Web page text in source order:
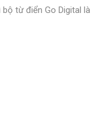
từ điển Go Digital là